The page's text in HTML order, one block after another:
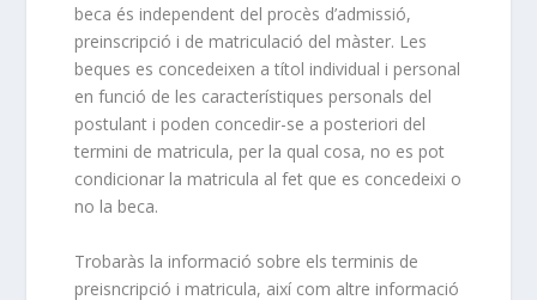
beca és independent del procès d’admissió,
preinscripció i de matriculació del màster. Les
beques es concedeixen a títol individual i personal
en funció de les característiques personals del
postulant i poden concedir-se a posteriori del
termini de matricula, per la qual cosa, no es pot
condicionar la matricula al fet que es concedeixi o
no la beca.
Trobaràs la informació sobre els terminis de
preisncripció i matricula, així com altre informació